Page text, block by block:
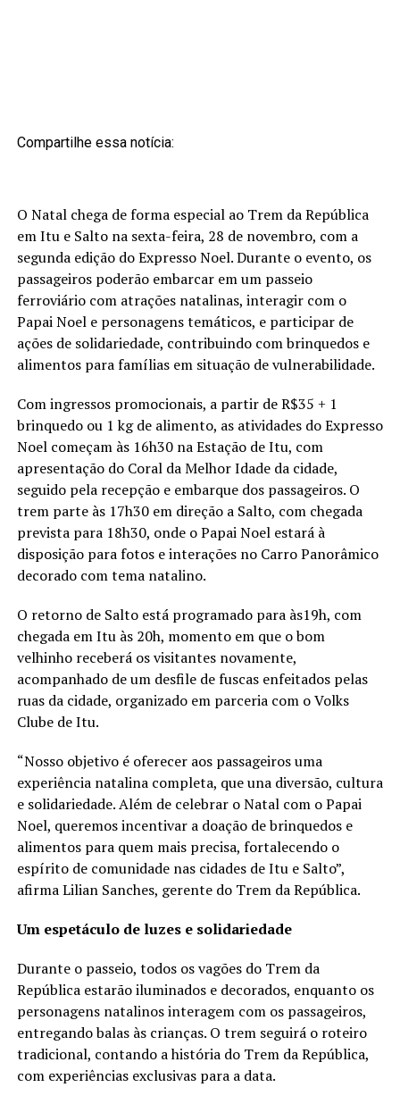
Compartilhe essa notícia:
O Natal chega de forma especial ao Trem da República
em Itu e Salto na sexta-feira, 28 de novembro, com a
segunda edição do Expresso Noel. Durante o evento, os
passageiros poderão embarcar em um passeio
ferroviário com atrações natalinas, interagir com o
Papai Noel e personagens temáticos, e participar de
ações de solidariedade, contribuindo com brinquedos e
alimentos para famílias em situação de vulnerabilidade.
Com ingressos promocionais, a partir de R$35 + 1
brinquedo ou 1 kg de alimento, as atividades do Expresso
Noel começam às 16h30 na Estação de Itu, com
apresentação do Coral da Melhor Idade da cidade,
seguido pela recepção e embarque dos passageiros. O
trem parte às 17h30 em direção a Salto, com chegada
prevista para 18h30, onde o Papai Noel estará à
disposição para fotos e interações no Carro Panorâmico
decorado com tema natalino.
O retorno de Salto está programado para às19h, com
chegada em Itu às 20h, momento em que o bom
velhinho receberá os visitantes novamente,
acompanhado de um desfile de fuscas enfeitados pelas
ruas da cidade, organizado em parceria com o Volks
Clube de Itu.
“Nosso objetivo é oferecer aos passageiros uma
experiência natalina completa, que una diversão, cultura
e solidariedade. Além de celebrar o Natal com o Papai
Noel, queremos incentivar a doação de brinquedos e
alimentos para quem mais precisa, fortalecendo o
espírito de comunidade nas cidades de Itu e Salto”,
afirma Lilian Sanches, gerente do Trem da República.
Um espetáculo de luzes e solidariedade
Durante o passeio, todos os vagões do Trem da
República estarão iluminados e decorados, enquanto os
personagens natalinos interagem com os passageiros,
entregando balas às crianças. O trem seguirá o roteiro
tradicional, contando a história do Trem da República,
com experiências exclusivas para a data.